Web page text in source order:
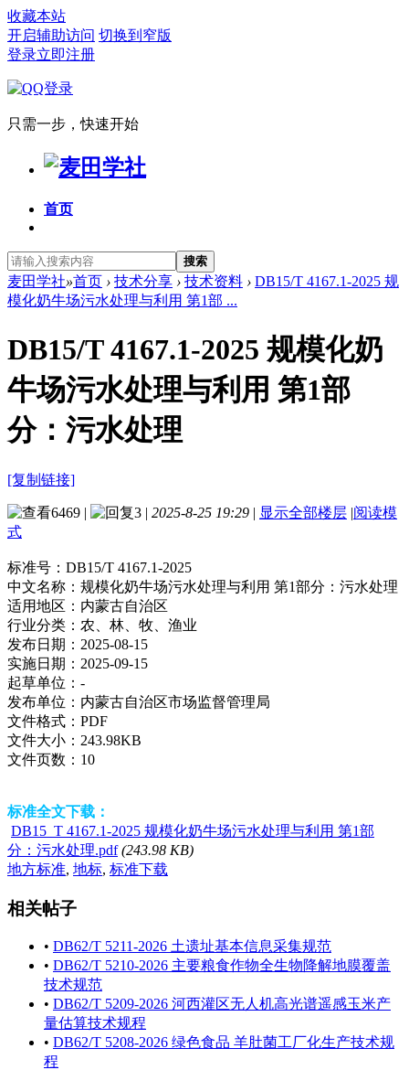
收藏本站
开启辅助访问 切换到窄版
登录立即注册
只需一步，快速开始
首页
搜索
麦田学社»首页 › 技术分享 › 技术资料 › DB15/T 4167.1-2025 规
模化奶牛场污水处理与利用 第1部 ...
DB15/T 4167.1-2025 规模化奶
牛场污水处理与利用 第1部
分：污水处理
[复制链接]
6469 | 3 | 2025-8-25 19:29 | 显示全部楼层 |阅读模
式
标准号： DB15/T 4167.1-2025
中文名称： 规模化奶牛场污水处理与利用 第1部分：污水处理
适用地区： 内蒙古自治区
行业分类： 农、林、牧、渔业
发布日期： 2025-08-15
实施日期： 2025-09-15
起草单位： -
发布单位： 内蒙古自治区市场监督管理局
文件格式： PDF
文件大小： 243.98KB
文件页数： 10
标准全文下载：
DB15_T 4167.1-2025 规模化奶牛场污水处理与利用 第1部
分：污水处理.pdf (243.98 KB)
地方标准, 地标, 标准下载
相关帖子
• DB62/T 5211-2026 土遗址基本信息采集规范
• DB62/T 5210-2026 主要粮食作物全生物降解地膜覆盖
技术规范
• DB62/T 5209-2026 河西灌区无人机高光谱遥感玉米产
量估算技术规程
• DB62/T 5208-2026 绿色食品 羊肚菌工厂化生产技术规
程